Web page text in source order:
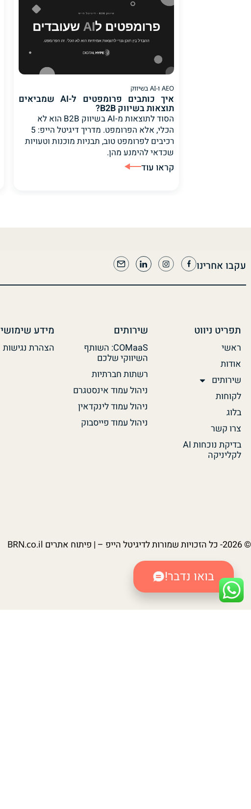
בואו נדבר!
AEO ו-AI בשיווק
איך כותבים פרומפטים ל-AI שמביאים
תוצאות בשיווק B2B?
הסוד לתוצאות מ-AI בשיווק B2B הוא לא
הכלי, אלא הפרומפט. מדריך דיגיטל הייפ: 5
רכיבים לפרומפט טוב, תבניות מוכנות וטעויות
שכדאי להימנע מהן.
קראו עוד
עקבו אחרינו
תפריט ניווט
ראשי
אודות
שירותים
לקוחות
בלוג
צרו קשר
בדיקת נוכחות AI
לקליניקה
שירותים
COMaaS: השותף
השיווקי שלכם
רשתות חברתיות
ניהול עמוד אינסטגרם
ניהול עמוד לינקדאין
ניהול עמוד פייסבוק
מידע שימושי
הצהרת נגישות
© 2026- כל הזכויות שמורות לדיגיטל הייפ – | פיתוח אתרים BRN.co.il